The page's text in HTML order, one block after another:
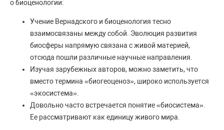
о биоценологии:
Учение Вернадского и биоценология тесно
взаимосвязаны между собой. Эволюция развития
биосферы напрямую связана с живой материей,
отсюда пошли различные научные направления.
Изучая зарубежных авторов, можно заметить, что
вместо термина «биогеоценоз», широко используется
«экосистема».
Довольно часто встречается понятие «биосистема».
Ее рассматривают как единицу живого мира.